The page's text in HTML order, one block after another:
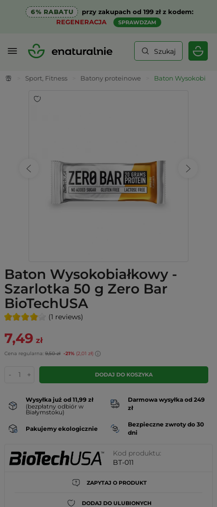
6% RABATU
przy zakupach od 199 zł z kodem:
REGENERACJA
SPRAWDZAM
Szukaj
Sport, Fitness Batony proteinowe Baton
Baton Wysokobiałkowy -
Szarlotka 50 g Zero Bar
BioTechUSA
(1 reviews)
7,49 zł
Cena regularna: 9,50 zł -21% (2,01 zł)
- + DODAJ DO KOSZYKA
Wysyłka już od 11,99 zł
(bezpłatny odbiór w
Białymstoku)
Darmowa wysyłka od 249
zł
Pakujemy ekologicznie
Bezpieczne zwroty do 30
dni
Kod produktu:
BT-011
ZAPYTAJ O PRODUKT
DODAJ DO ULUBIONYCH